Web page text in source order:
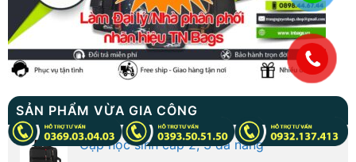
SẢN PHẨM VỪA GIA CÔNG
Cặp học sinh cấp 2, 3 đa năng
.